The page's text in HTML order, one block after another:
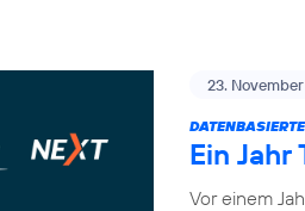
23.
Ein Jahr
Vor einem